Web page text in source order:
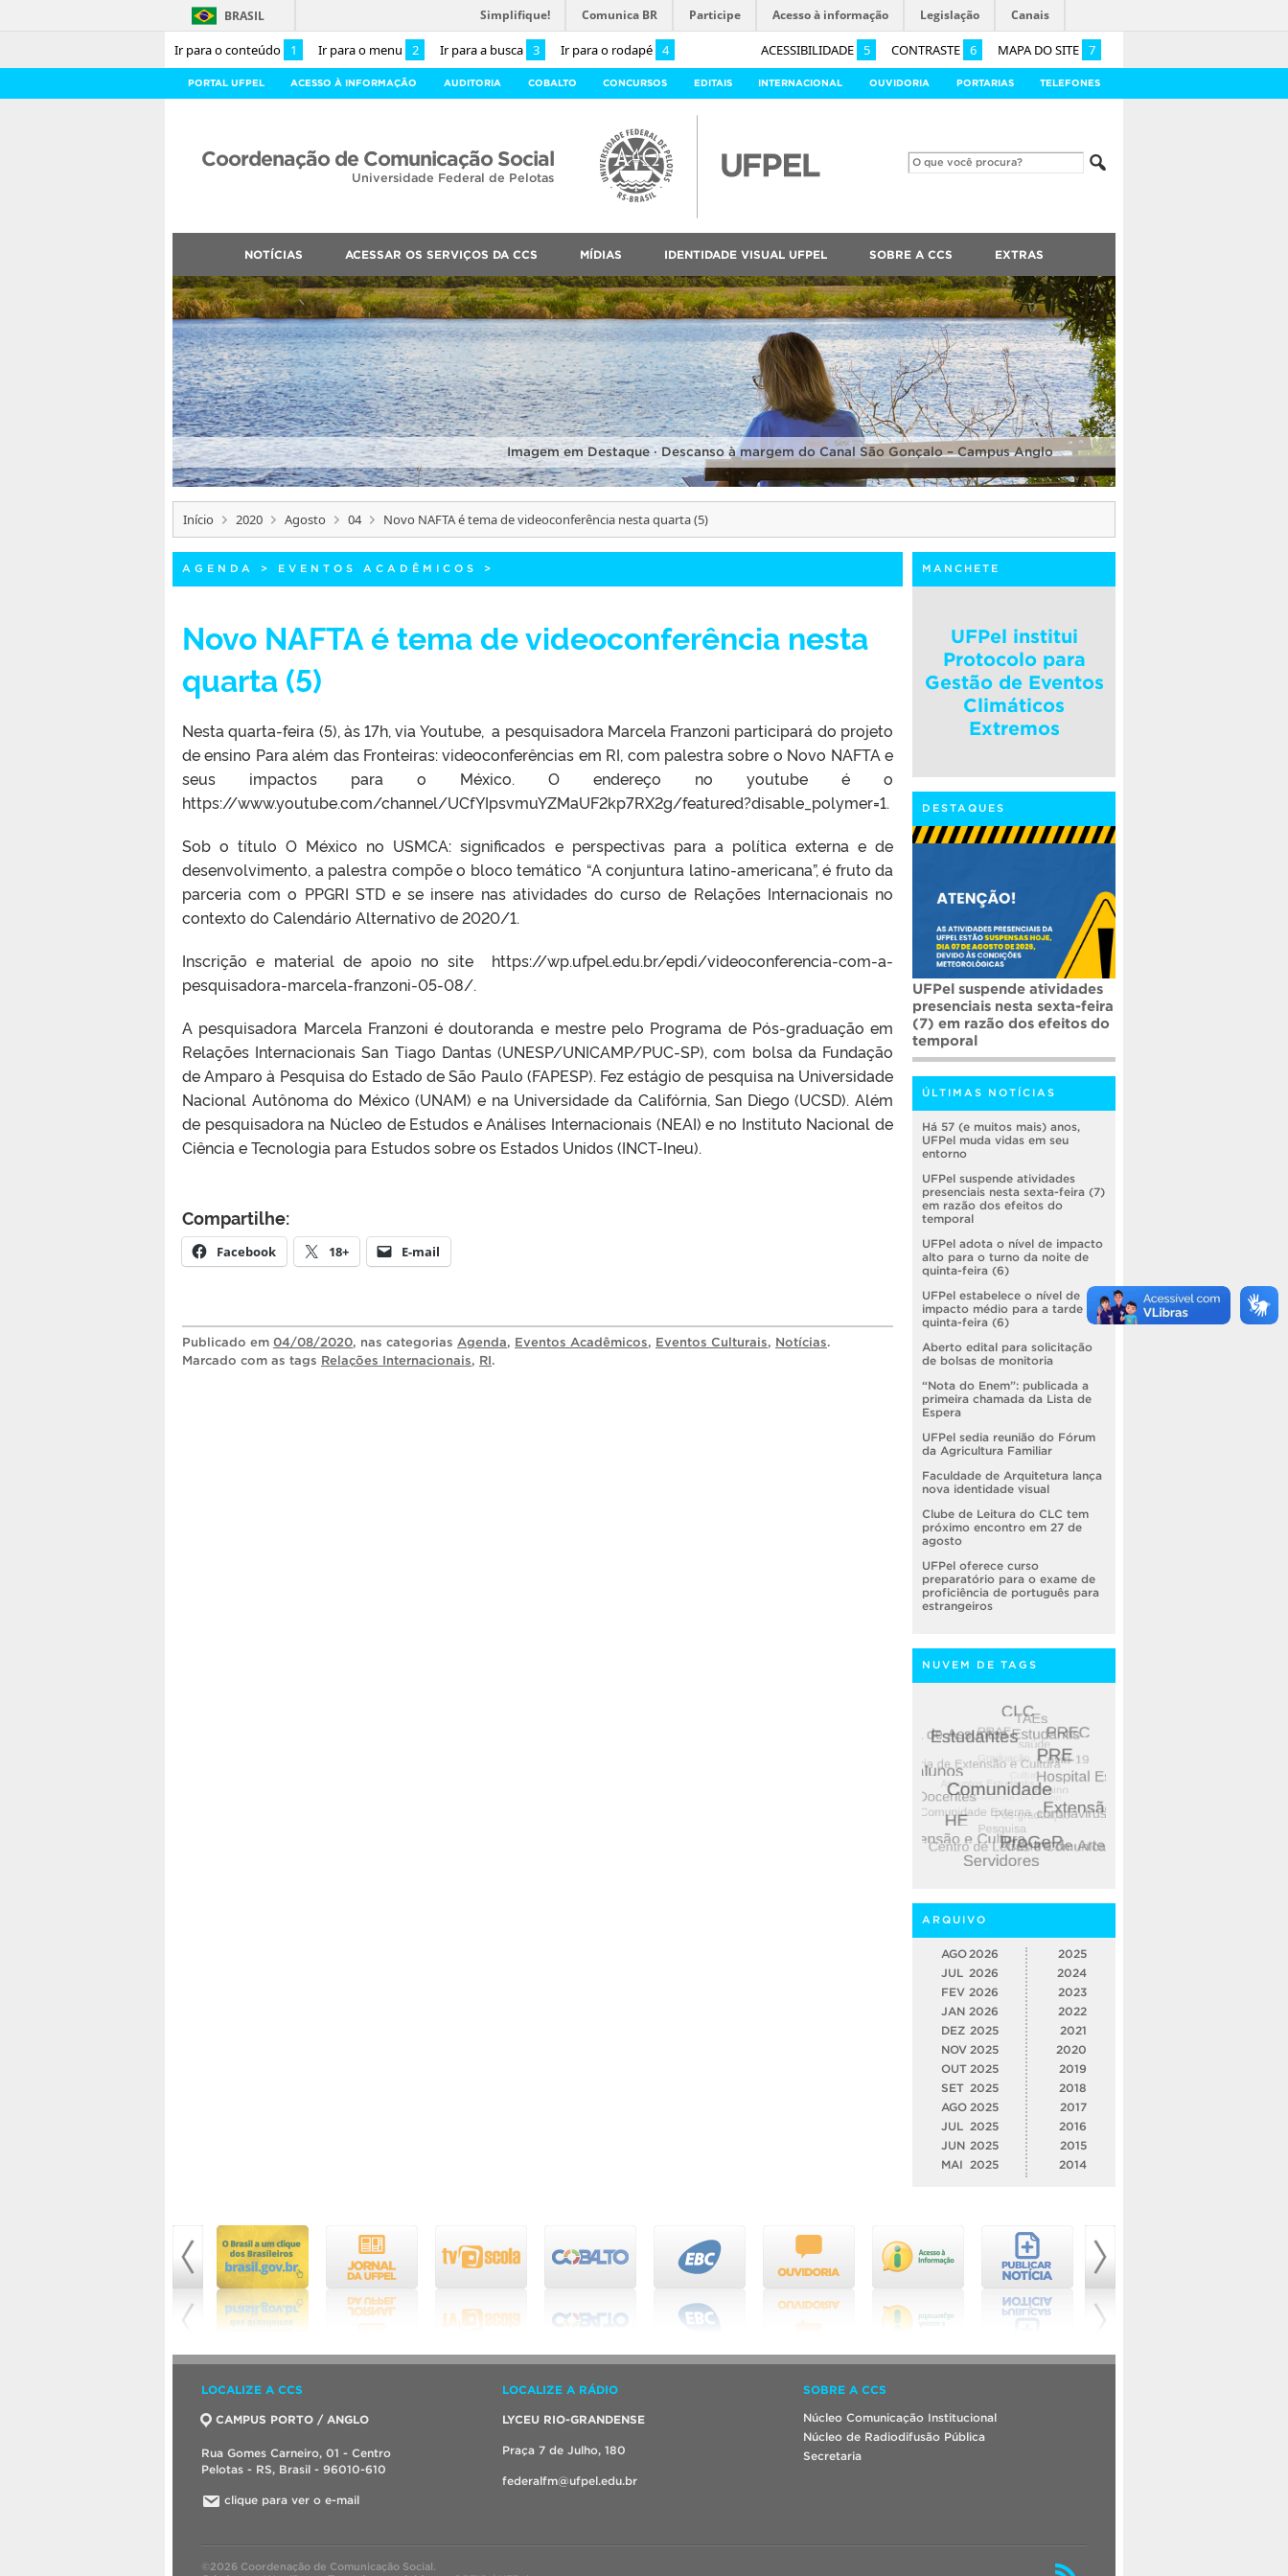
Ir para o conteúdo 1 Ir para o menu 2 Ir para a busca 3 Ir para o rodapé 4 ACESSIBILIDADE 5 CONTRASTE 6 MAPA DO SITE 7
BRASIL Simplifique! Comunica BR Participe Acesso à informação Legislação Canais
PORTAL UFPEL ACESSO À INFORMAÇÃO AUDITORIA COBALTO CONCURSOS EDITAIS INTERNACIONAL OUVIDORIA PORTARIAS TELEFONES
Coordenação de Comunicação Social
Universidade Federal de Pelotas
NOTÍCIAS ACESSAR OS SERVIÇOS DA CCS MÍDIAS IDENTIDADE VISUAL UFPEL SOBRE A CCS EXTRAS
Imagem em Destaque · Descanso à margem do Canal São Gonçalo – Campus Anglo
Início 2020 Agosto 04 Novo NAFTA é tema de videoconferência nesta quarta (5)
AGENDA > EVENTOS ACADÊMICOS >
Novo NAFTA é tema de videoconferência nesta
quarta (5)
Nesta quarta-feira (5), às 17h, via Youtube, a pesquisadora Marcela Franzoni participará do projeto
de ensino Para além das Fronteiras: videoconferências em RI, com palestra sobre o Novo NAFTA e
seus impactos para o México. O endereço no youtube é o
https://www.youtube.com/channel/UCfYIpsvmuYZMaUF2kp7RX2g/featured?disable_polymer=1.
Sob o título O México no USMCA: significados e perspectivas para a política externa e de
desenvolvimento, a palestra compõe o bloco temático “A conjuntura latino-americana”, é fruto da
parceria com o PPGRI STD e se insere nas atividades do curso de Relações Internacionais no
contexto do Calendário Alternativo de 2020/1.
Inscrição e material de apoio no site https://wp.ufpel.edu.br/epdi/videoconferencia-com-a-
pesquisadora-marcela-franzoni-05-08/.
A pesquisadora Marcela Franzoni é doutoranda e mestre pelo Programa de Pós-graduação em
Relações Internacionais San Tiago Dantas (UNESP/UNICAMP/PUC-SP), com bolsa da Fundação
de Amparo à Pesquisa do Estado de São Paulo (FAPESP). Fez estágio de pesquisa na Universidade
Nacional Autônoma do México (UNAM) e na Universidade da Califórnia, San Diego (UCSD). Além
de pesquisadora na Núcleo de Estudos e Análises Internacionais (NEAI) e no Instituto Nacional de
Ciência e Tecnologia para Estudos sobre os Estados Unidos (INCT-Ineu).
Compartilhe:
Facebook 18+ E-mail
Publicado em 04/08/2020, nas categorias Agenda, Eventos Acadêmicos, Eventos Culturais, Notícias.
Marcado com as tags Relações Internacionais, RI.
MANCHETE
UFPel institui
Protocolo para
Gestão de Eventos
Climáticos
Extremos
DESTAQUES
UFPel suspende atividades
presenciais nesta sexta-feira
(7) em razão dos efeitos do
temporal
ÚLTIMAS NOTÍCIAS
Há 57 (e muitos mais) anos,
UFPel muda vidas em seu
entorno
UFPel suspende atividades
presenciais nesta sexta-feira (7)
em razão dos efeitos do
temporal
UFPel adota o nível de impacto
alto para o turno da noite de
quinta-feira (6)
UFPel estabelece o nível de
impacto médio para a tarde de
quinta-feira (6)
Aberto edital para solicitação
de bolsas de monitoria
“Nota do Enem”: publicada a
primeira chamada da Lista de
Espera
UFPel sedia reunião do Fórum
da Agricultura Familiar
Faculdade de Arquitetura lança
nova identidade visual
Clube de Leitura do CLC tem
próximo encontro em 27 de
agosto
UFPel oferece curso
preparatório para o exame de
proficiência de português para
estrangeiros
NUVEM DE TAGS
ARQUIVO
AGO 2026
JUL 2026
FEV 2026
JAN 2026
DEZ 2025
NOV 2025
OUT 2025
SET 2025
AGO 2025
JUL
2025
JUN 2025
MAI
2025
2025
2024
2023
2022
2021
2020
2019
2018
2017
2016
2015
2014
LOCALIZE A CCS
CAMPUS PORTO / ANGLO
Rua Gomes Carneiro, 01 - Centro
Pelotas - RS, Brasil - 96010-610
clique para ver o e-mail
LOCALIZE A RÁDIO
LYCEU RIO-GRANDENSE
Praça 7 de Julho, 180
federalfm@ufpel.edu.br
SOBRE A CCS
Núcleo Comunicação Institucional
Núcleo de Radiodifusão Pública
Secretaria
©2026 Coordenação de Comunicação Social.